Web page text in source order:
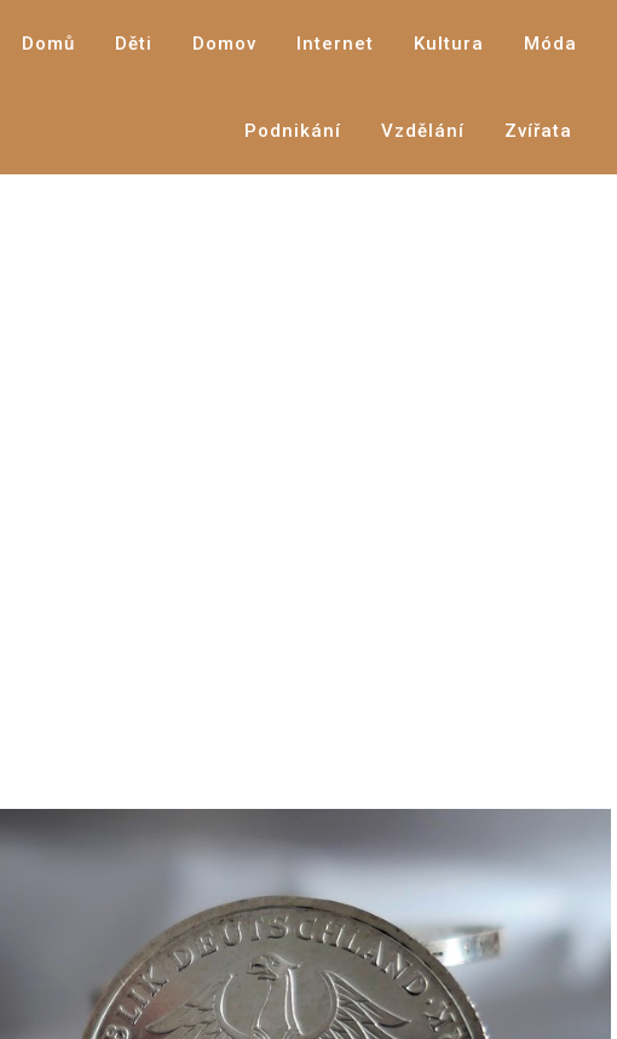
Domů Děti Domov Internet Kultura Móda
Podnikání Vzdělání Zvířata